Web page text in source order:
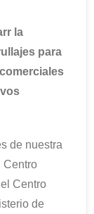
la
para
de nuestra
Centro
Centro
de